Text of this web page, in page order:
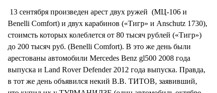
13 сентября произведен арест двух ружей (МЦ-106 и
Benelli Comfort) и двух карабинов («Тигр» и Anschutz 1730),
стоимсть которых колеблется от 80 тысяч рублей («Тигр»)
до 200 тысяч руб. (Benelli Comfort). В это же день были
арестованы автомобили Mercedes Benz gl500 2008 года
выпуска и Land Rover Defender 2012 года выпуска. Правда,
в тот же день объявился некий В.В. ТИТОВ, заявивший,